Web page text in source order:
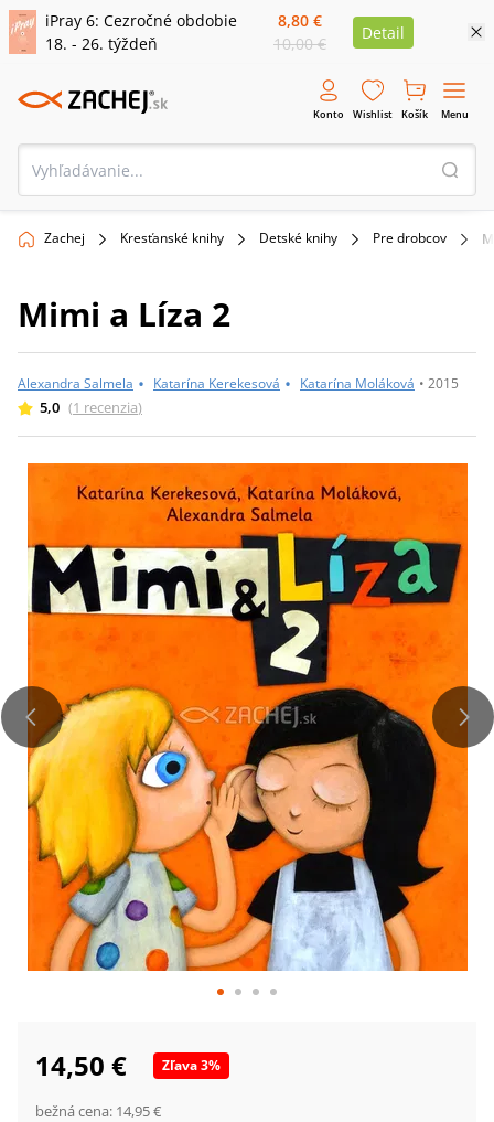
iPray 6: Cezročné obdobie
18. - 26. týždeň
8,80 €
10,00 €
Detail
Konto Wishlist Košík Menu
Zachej Kresťanské knihy Detské knihy Pre drobcov
Mimi a Líza 2
Alexandra Salmela • Katarína Kerekesová • Katarína Moláková • 2015
5,0 (1 recenzia)
14,50 € Zľava3%
bežná cena: 14,95 €